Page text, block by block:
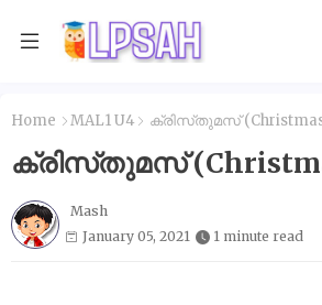
Home MAL1 U4 ക്രിസ്‌തുമസ്‌
ക്രിസ്‌തുമസ്‌
Mash
January 05, 2021
1 minute read